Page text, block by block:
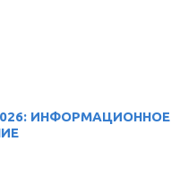
ИНФОРМАЦИОННОЕ